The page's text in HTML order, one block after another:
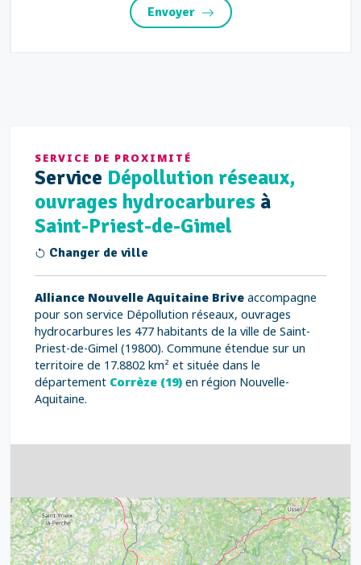
Envoyer
SERVICE DE PROXIMITÉ
Service Dépollution réseaux,
ouvrages hydrocarbures à
Saint-Priest-de-Gimel
Changer de ville
Alliance Nouvelle Aquitaine Brive accompagne
pour son service Dépollution réseaux, ouvrages
hydrocarbures les 477 habitants de la ville de Saint-
Priest-de-Gimel (19800). Commune étendue sur un
territoire de 17.8802 km² et située dans le
département Corrèze (19) en région Nouvelle-
Aquitaine.
4